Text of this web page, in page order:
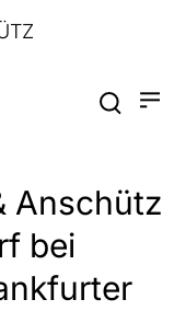
Anschütz
bei